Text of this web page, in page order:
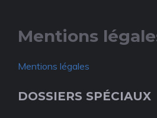
Mentions
Mentions légales
DOSSIERS SPÉCIAUX